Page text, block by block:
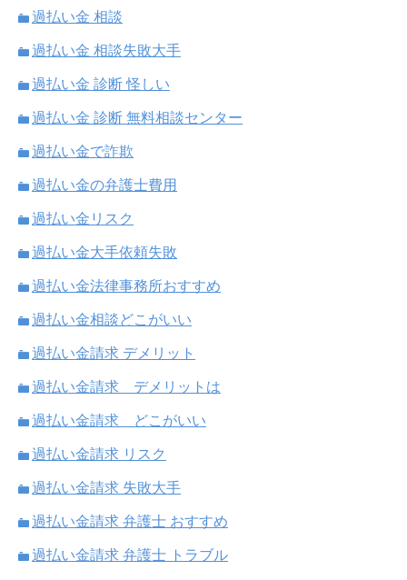
過払い金 相談
過払い金 相談失敗大手
過払い金 診断 怪しい
過払い金 診断 無料相談センター
過払い金で詐欺
過払い金の弁護士費用
過払い金リスク
過払い金大手依頼失敗
過払い金法律事務所おすすめ
過払い金相談どこがいい
過払い金請求 デメリット
過払い金請求 デメリットは
過払い金請求 どこがいい
過払い金請求 リスク
過払い金請求 失敗大手
過払い金請求 弁護士 おすすめ
過払い金請求 弁護士 トラブル